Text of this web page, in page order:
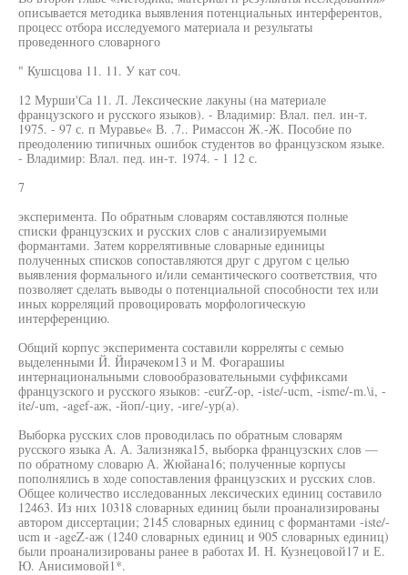
описывается методика выявления потенциальных интерферентов,
процесс отбора исследуемого материала и результаты
проведенного словарного
" Кушсцова 11. 11. У кат соч.
12 Мурши'Са 11. Л. Лексические лакуны (на материале
французского и русского языков). - Владимир: Влал. пел. ин-т.
1975. - 97 с. п Муравье« В. .7.. Римассон Ж.-Ж. Пособие по
преодолению типичных ошибок студентов во французском языке.
- Владимир: Влал. пед. ин-т. 1974. - 1 12 с.
7
эксперимента. По обратным словарям составляются полные
списки французских и русских слов с анализируемыми
формантами. Затем коррелятивные словарные единицы
полученных списков сопоставляются друг с другом с целью
выявления формального и/или семантического соответствия, что
позволяет сделать выводы о потенциальной способности тех или
иных корреляций провоцировать морфологическую
интерференцию.
Общий корпус эксперимента составили корреляты с семью
выделенными Й. Йирачеком13 и М. Фогарашиы
интернациональными словообразовательными суффиксами
французского и русского языков: -eurZ-op, -iste/-ucm, -isme/-m.\i, -
ite/-um, -agef-аж, -йоп/-циу, -иге/-ур(а).
Выборка русских слов проводилась по обратным словарям
русского языка А. А. Зализняка15, выборка французских слов —
по обратному словарю А. Жюйана16; полученные корпусы
пополнялись в ходе сопоставления французских и русских слов.
Общее количество исследованных лексических единиц составило
12463. Из них 10318 словарных единиц были проанализированы
автором диссертации; 2145 словарных единиц с формантами -iste/-
ucm и -ageZ-аж (1240 словарных единиц и 905 словарных единиц)
были проанализированы ранее в работах И. Н. Кузнецовой17 и Е.
Ю. Анисимовой1*.